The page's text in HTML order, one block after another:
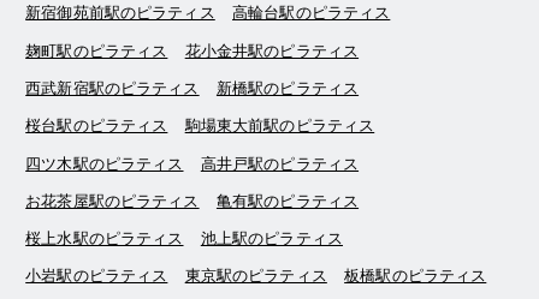
新宿御苑前駅のピラティス 高輪台駅のピラティス
麹町駅のピラティス 花小金井駅のピラティス
西武新宿駅のピラティス 新橋駅のピラティス
桜台駅のピラティス 駒場東大前駅のピラティス
四ツ木駅のピラティス 高井戸駅のピラティス
お花茶屋駅のピラティス 亀有駅のピラティス
桜上水駅のピラティス 池上駅のピラティス
小岩駅のピラティス 東京駅のピラティス 板橋駅のピラティス